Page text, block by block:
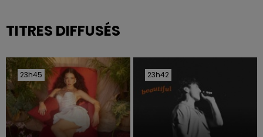
TITRES DIFFUSÉS
23h45
23h45 23h42
23h42